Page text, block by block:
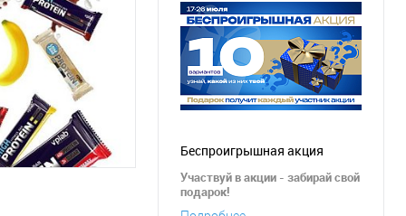
Беспроигрышная акция
Участвуй в акции - забирай свой
подарок!